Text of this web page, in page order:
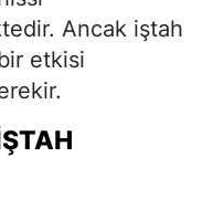
Ancak iştah
etkisi